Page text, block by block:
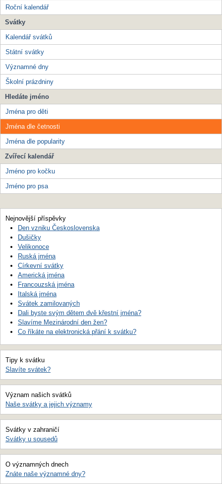
Roční kalendář
Svátky
Kalendář svátků
Státní svátky
Významné dny
Školní prázdniny
Hledáte jméno
Jména pro děti
Jména dle četnosti
Jména dle popularity
Zvířecí kalendář
Jméno pro kočku
Jméno pro psa
Nejnovější příspěvky
Den vzniku Československa
Dušičky
Velikonoce
Ruská jména
Církevní svátky
Americká jména
Francouzská jména
Italská jména
Svátek zamilovaných
Dali byste svým dětem dvě křestní jména?
Slavíme Mezinárodní den žen?
Co říkáte na elektronická přání k svátku?
Tipy k svátku
Slavíte svátek?
Význam našich svátků
Naše svátky a jejich významy
Svátky v zahraničí
Svátky u sousedů
O významných dnech
Znáte naše významné dny?